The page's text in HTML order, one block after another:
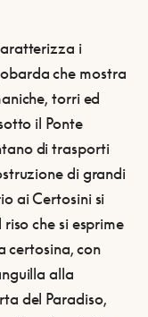
i
che mostra
torri ed
il Ponte
di trasporti
di grandi
ai Certosini si
che si esprime
certosina, con
alla
del Paradiso,